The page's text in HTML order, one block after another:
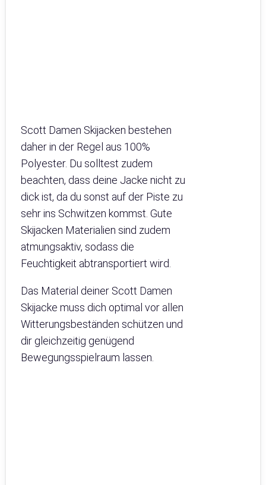
Scott Damen Skijacken bestehen
daher in der Regel aus 100%
Polyester. Du solltest zudem
beachten, dass deine Jacke nicht zu
dick ist, da du sonst auf der Piste zu
sehr ins Schwitzen kommst. Gute
Skijacken Materialien sind zudem
atmungsaktiv, sodass die
Feuchtigkeit abtransportiert wird.
Das Material deiner Scott Damen
Skijacke muss dich optimal vor allen
Witterungsbeständen schützen und
dir gleichzeitig genügend
Bewegungsspielraum lassen.